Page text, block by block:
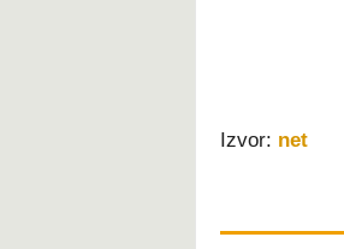
Izvor: net